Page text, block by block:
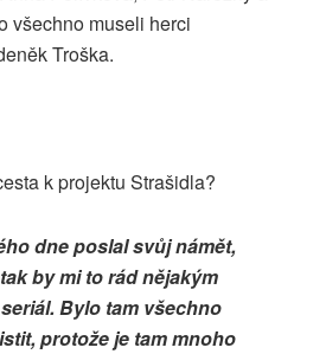
všechno museli herci
Troška.
k projektu Strašidla?
dne poslal svůj námět,
by mi to rád nějakým
Bylo tam všechno
protože je tam mnoho